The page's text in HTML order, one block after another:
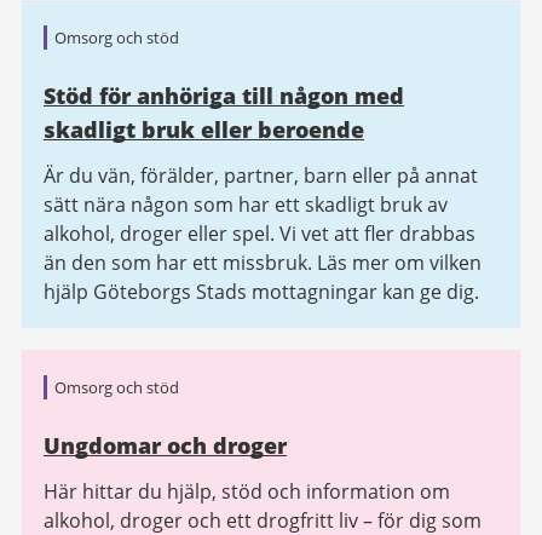
Omsorg och stöd
Stöd för anhöriga till någon med
skadligt bruk eller beroende
Är du vän, förälder, partner, barn eller på annat
sätt nära någon som har ett skadligt bruk av
alkohol, droger eller spel. Vi vet att fler drabbas
än den som har ett missbruk. Läs mer om vilken
hjälp Göteborgs Stads mottagningar kan ge dig.
Omsorg och stöd
Ungdomar och droger
Här hittar du hjälp, stöd och information om
alkohol, droger och ett drogfritt liv – för dig som